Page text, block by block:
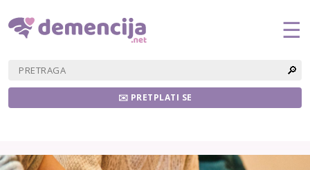
🔎
✉️ PRETPLATI SE
☰